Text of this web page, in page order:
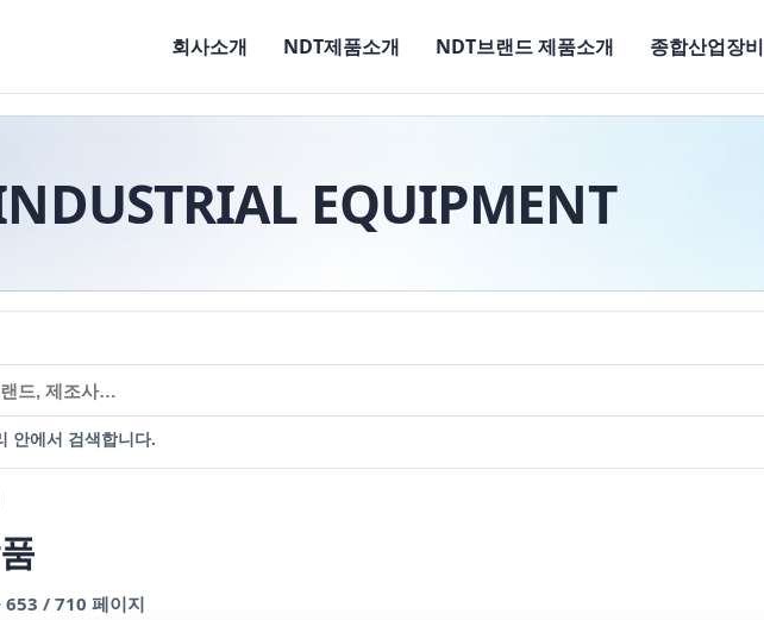
회사소개 NDT제품소개 NDT브랜드 제품소개 종합산업장비
EQUIPMENT
안에서 검색합니다.
653 / 710 페이지